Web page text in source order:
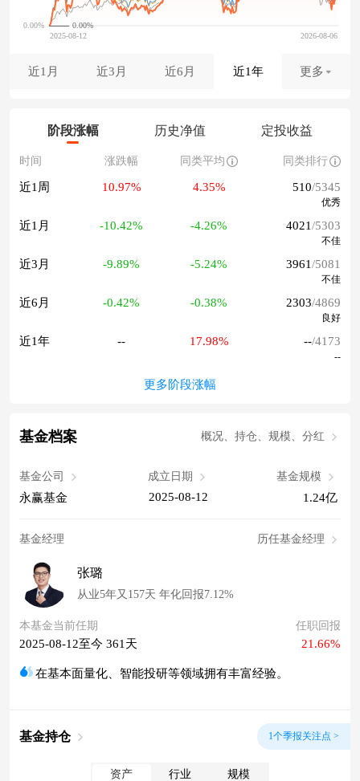
0.00%
近1月 近3月 近6月 近1年 更多
阶段涨幅 历史净值 定投收益
时间 涨跌幅 同类平均 同类排行
近1周 10.97% 4.35% 510/5345
优秀
近1月 -10.42% -4.26% 4021/5303
不佳
近3月 -9.89% -5.24% 3961/5081
不佳
近6月 -0.42% -0.38% 2303/4869
良好
近1年 -- 17.98% --/4173
--
更多阶段涨幅
基金档案 概况、持仓、规模、分红
基金公司
永赢基金
成立日期
2025-08-12
基金规模
1.24亿
基金经理 历任基金经理
张璐
从业5年又157天 年化回报7.12%
本基金当前任期
2025-08-12至今 361天
任职回报
21.66%
在基本面量化、智能投研等领域拥有丰富经验。
基金持仓 1个季报关注点 >
资产 行业 规模